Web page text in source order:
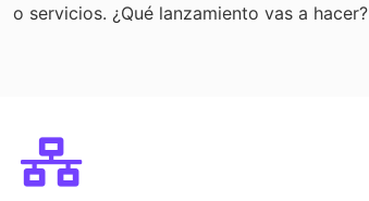
o servicios. ¿Qué lanzamiento vas a hacer?